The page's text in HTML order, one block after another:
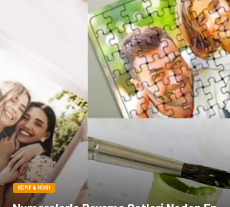
Pet Malzemeleri
KEYIF & HOBI